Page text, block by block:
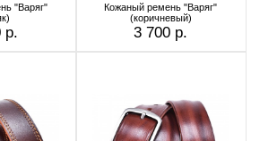
"Варяг"
р.
Кожаный ремень "Варяг"
(коричневый)
3 700 р.